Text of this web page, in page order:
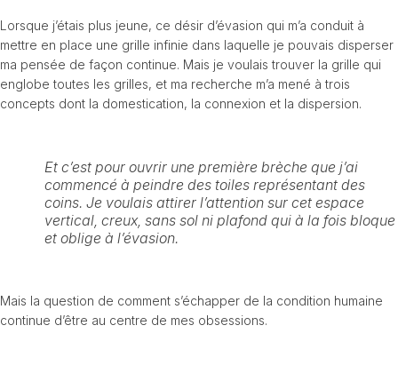
Lorsque j’étais plus jeune, ce désir d’évasion qui m’a conduit à
mettre en place une grille infinie dans laquelle je pouvais disperser
ma pensée de façon continue. Mais je voulais trouver la grille qui
englobe toutes les grilles, et ma recherche m’a mené à trois
concepts dont la domestication, la connexion et la dispersion.
Et c’est pour ouvrir une première brèche que j’ai
commencé à peindre des toiles représentant des
coins. Je voulais attirer l’attention sur cet espace
vertical, creux, sans sol ni plafond qui à la fois bloque
et oblige à l’évasion.
Mais la question de comment s’échapper de la condition humaine
continue d’être au centre de mes obsessions.